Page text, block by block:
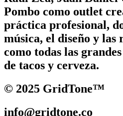
Pombo como outlet
práctica profesional,
música, el diseño y las
como todas las
de tacos y cerveza.
© 2025 GridTone™
info@gridtone.co